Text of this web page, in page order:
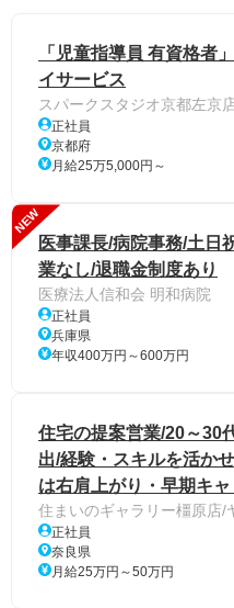
「児童指導員 有資格者
イサービス
スパークスタジオ京都左京
正社員
京都府
月給25万5,000円～
NEW
医事課長/病院事務/土日
業なし/退職金制度あり
医療法人信和会 明和病院
正社員
兵庫県
年収400万円～600万円
住宅の提案営業/20～30
出/経験・スキルを活か
は右肩上がり・早期キ
住まいのギャラリー橿原店/
正社員
奈良県
月給25万円～50万円